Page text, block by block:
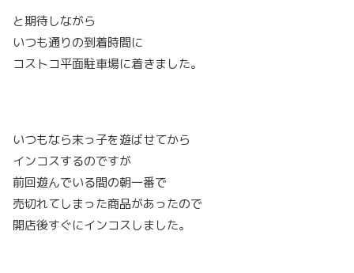
と期待しながら
いつも通りの到着時間に
コストコ平面駐車場に着きました。
いつもなら末っ子を遊ばせてから
インコスするのですが
前回遊んでいる間の朝一番で
売切れてしまった商品があったので
開店後すぐにインコスしました。